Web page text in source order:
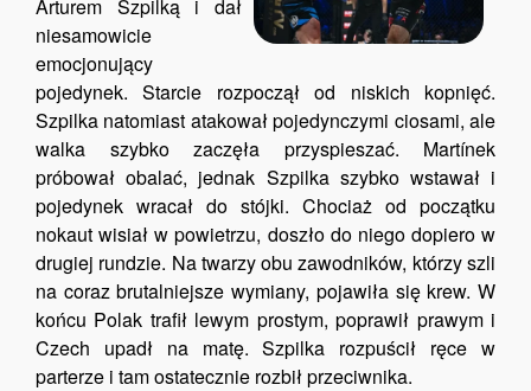
Arturem Szpilką i dał
niesamowicie
emocjonujący
pojedynek. Starcie rozpoczął od niskich kopnięć.
Szpilka natomiast atakował pojedynczymi ciosami, ale
walka szybko zaczęła przyspieszać. Martínek
próbował obalać, jednak Szpilka szybko wstawał i
pojedynek wracał do stójki. Chociaż od początku
nokaut wisiał w powietrzu, doszło do niego dopiero w
drugiej rundzie. Na twarzy obu zawodników, którzy szli
na coraz brutalniejsze wymiany, pojawiła się krew. W
końcu Polak trafił lewym prostym, poprawił prawym i
Czech upadł na matę. Szpilka rozpuścił ręce w
parterze i tam ostatecznie rozbił przeciwnika.